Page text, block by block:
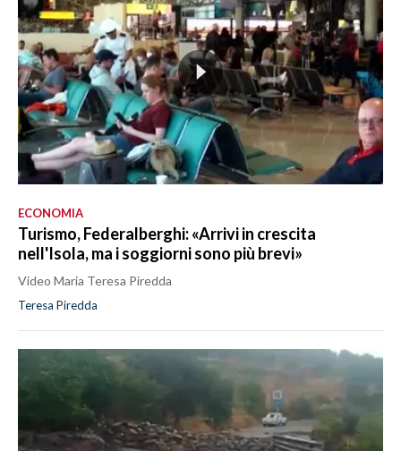
ECONOMIA
Turismo, Federalberghi: «Arrivi in crescita
nell'Isola, ma i soggiorni sono più brevi»
Video Maria Teresa Piredda
Teresa Piredda